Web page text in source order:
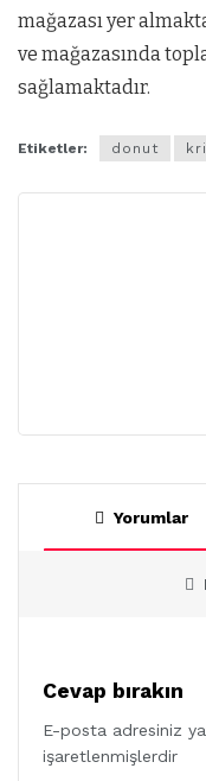
mağazası yer
ve mağazasında
sağlamaktadır.
Etiketler: donut
Yorumlar
Cevap bırakın
E-posta adresiniz
işaretlenmişlerdir